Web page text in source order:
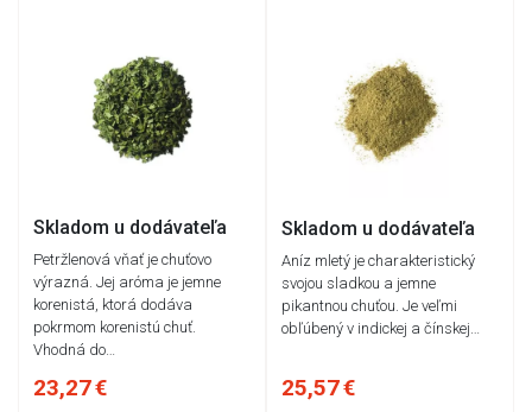
Skladom u dodávateľa
Petržlenová vňať je chuťovo
výrazná. Jej aróma je jemne
korenistá, ktorá dodáva
pokrmom korenistú chuť.
Vhodná do…
23,27 €
Skladom u dodávateľa
Aníz mletý je charakteristický
svojou sladkou a jemne
pikantnou chuťou. Je veľmi
obľúbený v indickej a čínskej…
25,57 €